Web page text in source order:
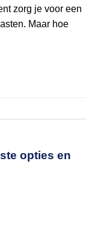
zorg je voor een
Maar hoe
opties en